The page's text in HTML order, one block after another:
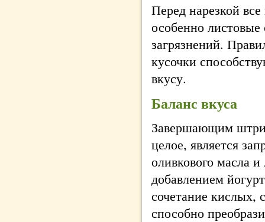
Перед нарезкой
особенно
загрязнений.
кусочки
вкусу.
Баланс вкуса
Завершающим
целое, является
оливкового масла
добавлением
сочетание кислых,
способно